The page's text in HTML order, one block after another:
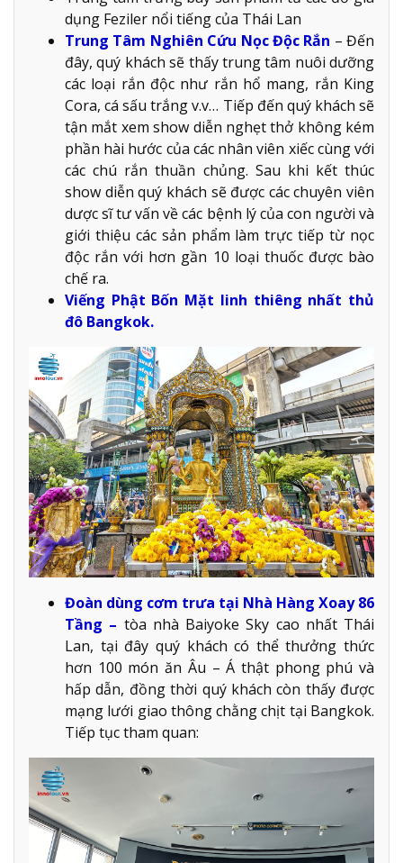
dụng Feziler nổi tiếng của Thái Lan
Trung Tâm Nghiên Cứu Nọc Độc Rắn – Đến
đây, quý khách sẽ thấy trung tâm nuôi dưỡng
các loại rắn độc như rắn hổ mang, rắn King
Cora, cá sấu trắng v.v… Tiếp đến quý khách sẽ
tận mắt xem show diễn nghẹt thở không kém
phần hài hước của các nhân viên xiếc cùng với
các chú rắn thuần chủng. Sau khi kết thúc
show diễn quý khách sẽ được các chuyên viên
dược sĩ tư vấn về các bệnh lý của con người và
giới thiệu các sản phẩm làm trực tiếp từ nọc
độc rắn với hơn gần 10 loại thuốc được bào
chế ra.
Viếng Phật Bốn Mặt linh thiêng nhất thủ
đô Bangkok.
Đoàn dùng cơm trưa tại Nhà Hàng Xoay 86
Tầng – tòa nhà Baiyoke Sky cao nhất Thái
Lan, tại đây quý khách có thể thưởng thức
hơn 100 món ăn Âu – Á thật phong phú và
hấp dẫn, đồng thời quý khách còn thấy được
mạng lưới giao thông chằng chịt tại Bangkok.
Tiếp tục tham quan: